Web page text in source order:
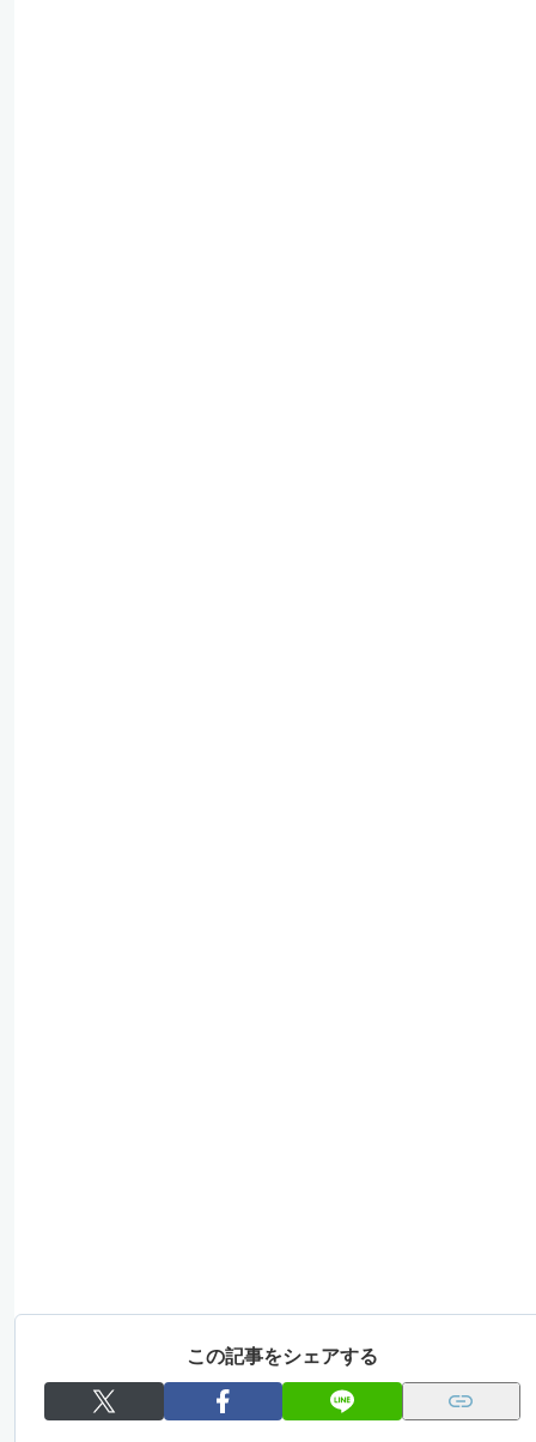
この記事をシェアする